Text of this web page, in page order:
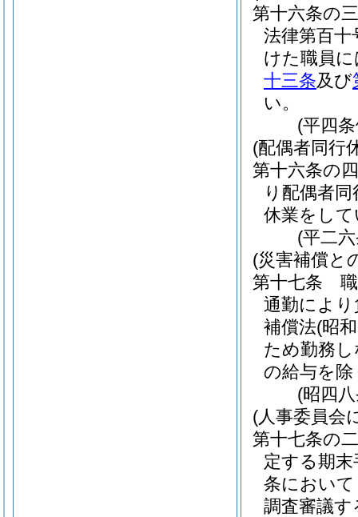
第十六条の三
法律第百十
けた職員
十三条及び
い。
(平四
(配偶者同行
第十六条の四
り配偶者
休業をし
(平二
(災害補償と
第十七条
通勤によ
補償法(昭
ため勤務
の給与を
(昭四
(人事委員会
第十七条の二
定する期
条におい
調査審議す